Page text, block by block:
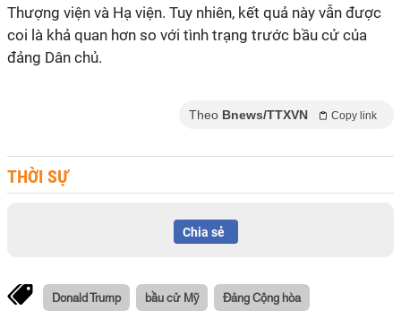
Thượng viện và Hạ viện. Tuy nhiên, kết quả này vẫn được
coi là khả quan hơn so với tình trạng trước bầu cử của
đảng Dân chủ.
Theo Bnews/TTXVN Copy link
THỜI SỰ
Chia sẻ
Donald Trump bầu cử Mỹ Đảng Cộng hòa